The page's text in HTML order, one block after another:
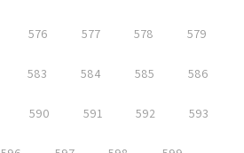
576 577 578 579
583 584 585 586
590 591 592 593